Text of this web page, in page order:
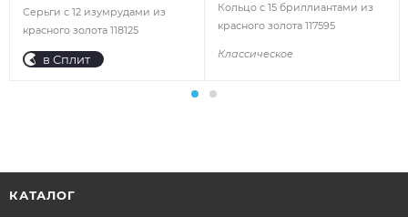
Серьги с 12 изумрудами из
красного золота 118125
в Сплит
Кольцо с 15 бриллиантами из
красного золота 117595
Классическое
КАТАЛОГ